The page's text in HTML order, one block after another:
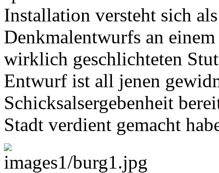
Installation versteht sich
Denkmalentwurfs an
wirklich geschlichteten
Entwurf ist all jenen
Schicksalsergebenheit
Stadt verdient gemacht